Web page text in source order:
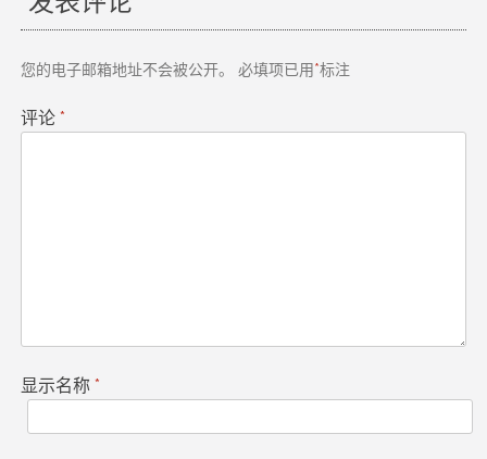
导
您的电子邮箱地址不会被公开。 必填项已用*标注
评论 *
显示名称 *